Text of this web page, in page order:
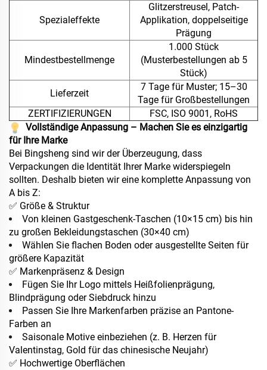
Spezialeffekte
Glitzerstreusel, Patch-
Applikation, doppelseitige
Prägung
Mindestbestellmenge
1.000 Stück
(Musterbestellungen ab 5
Stück)
Lieferzeit
7 Tage für Muster; 15–30
Tage für Großbestellungen
ZERTIFIZIERUNGEN
FSC, ISO 9001, RoHS
Vollständige Anpassung – Machen Sie es einzigartig
für Ihre Marke
Bei Bingsheng sind wir der Überzeugung, dass
Verpackungen die Identität Ihrer Marke widerspiegeln
sollten. Deshalb bieten wir eine komplette Anpassung von
A bis Z:
✅ Größe & Struktur
Von kleinen Gastgeschenk-Taschen (10×15 cm) bis hin
zu großen Bekleidungstaschen (30×40 cm)
Wählen Sie flachen Boden oder ausgestellte Seiten für
größere Kapazität
✅ Markenpräsenz & Design
Fügen Sie Ihr Logo mittels Heißfolienprägung,
Blindprägung oder Siebdruck hinzu
Passen Sie Ihre Markenfarben präzise an Pantone-
Farben an
Saisonale Motive einbeziehen (z. B. Herzen für
Valentinstag, Gold für das chinesische Neujahr)
✅ Hochwertige Oberflächen